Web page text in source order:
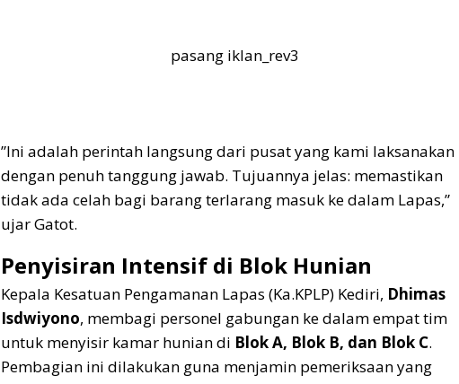
pasang iklan_rev3
​”Ini adalah perintah langsung dari pusat yang kami laksanakan
dengan penuh tanggung jawab. Tujuannya jelas: memastikan
tidak ada celah bagi barang terlarang masuk ke dalam Lapas,”
ujar Gatot.
​Penyisiran Intensif di Blok Hunian
​Kepala Kesatuan Pengamanan Lapas (Ka.KPLP) Kediri, Dhimas
Isdwiyono, membagi personel gabungan ke dalam empat tim
untuk menyisir kamar hunian di Blok A, Blok B, dan Blok C.
Pembagian ini dilakukan guna menjamin pemeriksaan yang